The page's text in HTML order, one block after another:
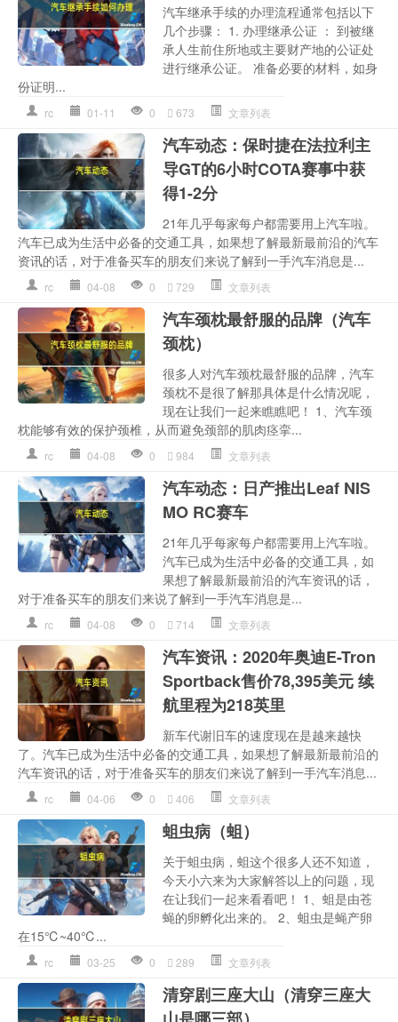
汽车继承手续的办理流程通常包括以下
几个步骤： 1. 办理继承公证 ： 到被继
承人生前住所地或主要财产地的公证处
进行继承公证。 准备必要的材料，如身
份证明...
rc 01-11 0 673 文章列表
汽车动态：保时捷在法拉利主
导GT的6小时COTA赛事中获
得1-2分
21年几乎每家每户都需要用上汽车啦。
汽车已成为生活中必备的交通工具，如果想了解最新最前沿的汽车
资讯的话，对于准备买车的朋友们来说了解到一手汽车消息是...
rc 04-08 0 729 文章列表
汽车颈枕最舒服的品牌（汽车
颈枕）
很多人对汽车颈枕最舒服的品牌，汽车
颈枕不是很了解那具体是什么情况呢，
现在让我们一起来瞧瞧吧！ 1、汽车颈
枕能够有效的保护颈椎，从而避免颈部的肌肉痉挛...
rc 04-08 0 984 文章列表
汽车动态：日产推出Leaf NIS
MO RC赛车
21年几乎每家每户都需要用上汽车啦。
汽车已成为生活中必备的交通工具，如
果想了解最新最前沿的汽车资讯的话，
对于准备买车的朋友们来说了解到一手汽车消息是...
rc 04-08 0 714 文章列表
汽车资讯：2020年奥迪E-Tron
Sportback售价78,395美元 续
航里程为218英里
新车代谢旧车的速度现在是越来越快
了。汽车已成为生活中必备的交通工具，如果想了解最新最前沿的
汽车资讯的话，对于准备买车的朋友们来说了解到一手汽车消息...
rc 04-06 0 406 文章列表
蛆虫病（蛆）
关于蛆虫病，蛆这个很多人还不知道，
今天小六来为大家解答以上的问题，现
在让我们一起来看看吧！ 1、蛆是由苍
蝇的卵孵化出来的。 2、蛆虫是蝇产卵
在15℃~40℃...
rc 03-25 0 289 文章列表
清穿剧三座大山（清穿三座大